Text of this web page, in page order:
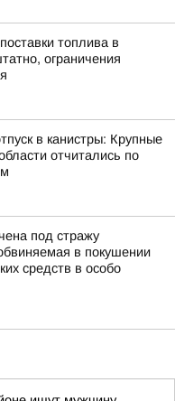
топлива в
ограничения
в канистры: Крупные
отчитались по
под стражу
в покушении
средств в особо